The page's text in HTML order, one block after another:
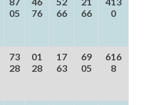
05
76
66
66
0
73
28
01
28
17
63
69
05
616
8